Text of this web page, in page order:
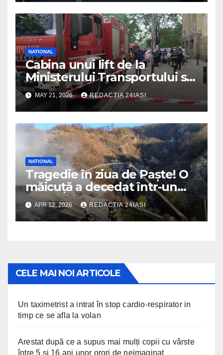
NATIONAL
Cabina unui lift de la
Ministerului Transportului s-a
prăbușit! Înăuntru erau mai
multe persoane
MAY 21, 2026 REDACTIA 24IASI
NATIONAL
Tragedie în ziua de Paște! O
măicuță a decedat într-un
incendiu izbucnit la
mănăstire
APR 12, 2026 REDACTIA 24IASI
CELE MAI NOI ARTICOLE
Un taximetrist a intrat în stop cardio-respirator in
timp ce se afla la volan
Arestat după ce a supus mai mulți copii cu vârste
între 5 și 16 ani unor orori de neimaginat